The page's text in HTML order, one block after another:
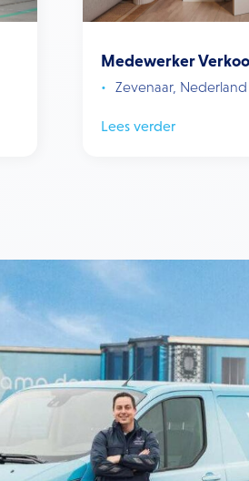
Medewerker
Zevenaar, Nederland
Lees verder